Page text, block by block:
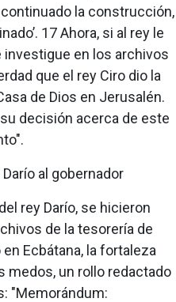
la construcción,
17 Ahora, si al rey le
en los archivos
que el rey Ciro dio la
de Dios en Jerusalén.
decisión acerca de este
al gobernador
rey Darío, se hicieron
de la tesorería de
Ecbátana, la fortaleza
medos, un rollo redactado
"Memorándum: